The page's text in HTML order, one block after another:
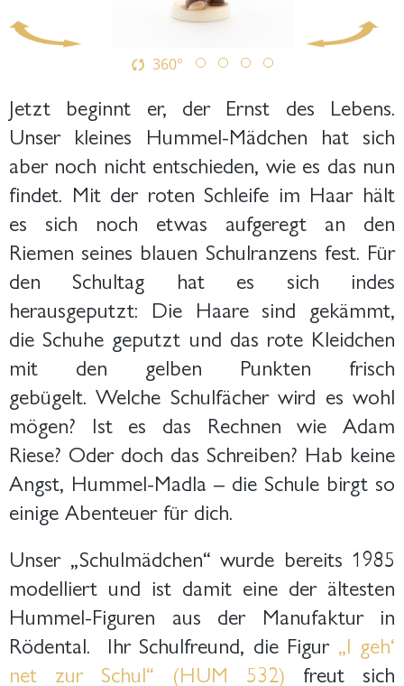
360°
Jetzt beginnt er, der Ernst des Lebens.
Unser kleines Hummel-Mädchen hat sich
aber noch nicht entschieden, wie es das nun
findet. Mit der roten Schleife im Haar hält
es sich noch etwas aufgeregt an den
Riemen seines blauen Schulranzens fest. Für
den Schultag hat es sich indes
herausgeputzt: Die Haare sind gekämmt,
die Schuhe geputzt und das rote Kleidchen
mit den gelben Punkten frisch
gebügelt. Welche Schulfächer wird es wohl
mögen? Ist es das Rechnen wie Adam
Riese? Oder doch das Schreiben? Hab keine
Angst, Hummel-Madla – die Schule birgt so
einige Abenteuer für dich.
Unser „Schulmädchen“ wurde bereits 1985
modelliert und ist damit eine der ältesten
Hummel-Figuren aus der Manufaktur in
Rödental. Ihr Schulfreund, die Figur „I geh‘
net zur Schul“ (HUM 532) freut sich